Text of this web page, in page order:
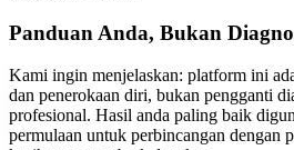
Panduan Anda, Bukan
Kami ingin menjelaskan: platform ini
dan penerokaan diri, bukan pengganti
profesional. Hasil anda paling baik
permulaan untuk perbincangan dengan